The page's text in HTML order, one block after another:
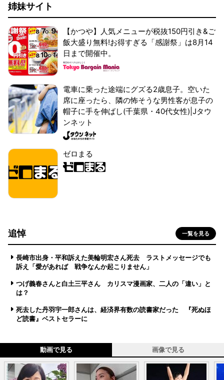
姉妹サイト
【かつや】人気メニューが税抜150円引き&ご
飯大盛り無料!お得すぎる「感謝祭」は8月14
日まで開催中。
電車に乗った途端にグズる2歳息子。空いた
席に座ったら、隣の怖そうな男性客が息子の
帽子に手を伸ばし(千葉県・40代女性)|Jタウ
ンネット
ゼロまる
追悼 一覧を見る
長崎市出身・平和訴えた美輪明宏さん死去 ラストメッセージでも
訴え「愛があれば 戦争なんか起こりません」
つげ義春さんと白土三平さん カリスマ漫画家、二人の「違い」と
は？
死去した丹羽宇一郎さんは、経済界有数の読書家だった 『死ぬほ
ど読書』ベストセラーに
動画で見る 画像で見る